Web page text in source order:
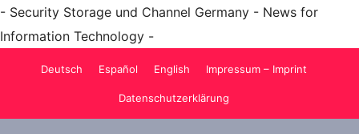
- Security Storage und Channel Germany - News for
Information Technology -
Deutsch Español English Impressum – Imprint
Datenschutzerklärung